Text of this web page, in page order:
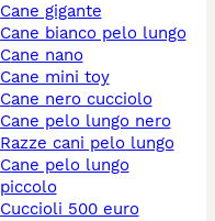
cane gigante
cane bianco pelo lungo
cane nano
cane mini toy
cane nero cucciolo
cane pelo lungo nero
razze cani pelo lungo
cane pelo lungo
piccolo
cuccioli 500 euro